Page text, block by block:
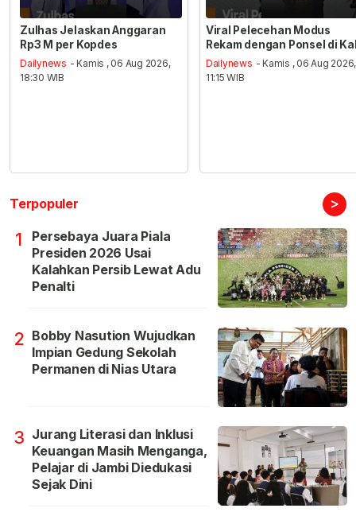
Zulhas Jelaskan Anggaran
Rp3 M per Kopdes
Dailynews - Kamis , 06 Aug 2026,
18:30 WIB
Viral Pelecehan Modus
Rekam dengan Ponsel di
Dailynews - Kamis , 06 Aug 2026,
11:15 WIB
Terpopuler >
1
Persebaya Juara Piala
Presiden 2026 Usai
Kalahkan Persib Lewat Adu
Penalti
2 Bobby Nasution Wujudkan
Impian Gedung Sekolah
Permanen di Nias Utara
3 Jurang Literasi dan Inklusi
Keuangan Masih Menganga,
Pelajar di Jambi Diedukasi
Sejak Dini